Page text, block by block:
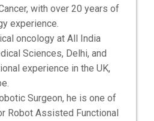
with over 20 years of
experience.
oncology at All India
Sciences, Delhi, and
experience in the UK,
Surgeon, he is one of
Robot Assisted Functional